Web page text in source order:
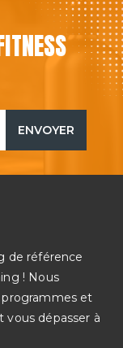
ENVOYER
de référence
! Nous
et
vous dépasser à